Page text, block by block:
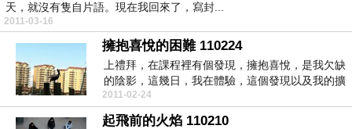
天，就沒有隻自片語。現在我回來了，寫封...
2011-03-16
擁抱喜悅的困難 110224
上禮拜，在課程裡有個發現，擁抱喜悅，是我欠缺
的陰影，這幾日，我在體驗，這個發現以及我的擴
展。♡♡上次...
2011-02-24
起飛前的火焰 110210